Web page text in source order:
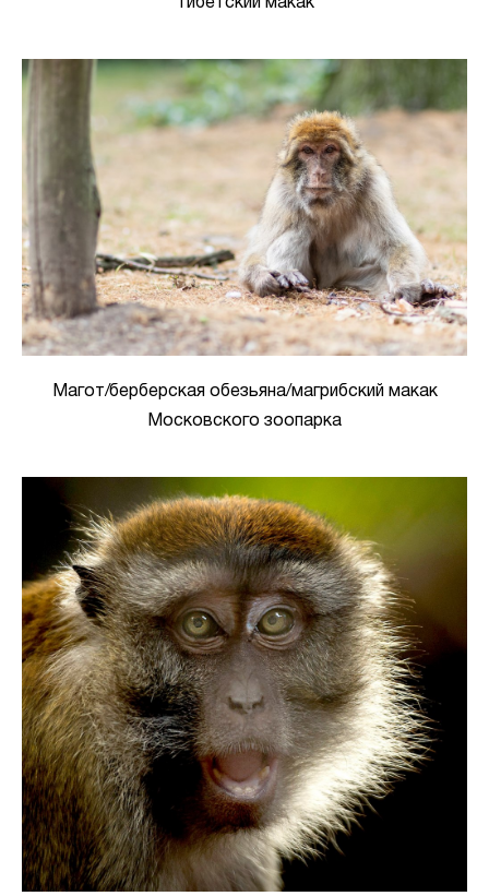
Магот/берберская обезьяна/магрибский макак
Московского зоопарка